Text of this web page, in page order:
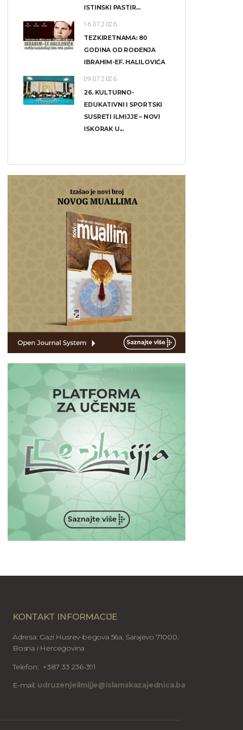
ISTINSKI PASTIR...
16.07.2026.
TEZKIRETNAMA: 80
GODINA OD ROĐENJA
IBRAHIM-EF. HALILOVIĆA
09.07.2026.
26. KULTURNO-
EDUKATIVNI I SPORTSKI
SUSRETI ILMIJJE – NOVI
ISKORAK U...
KONTAKT INFORMACIJE
Adresa: Gazi Husrev-begova 56a, Sarajevo 71000,
Bosna i Hercegovina
Telefon: +387 33 236-391
E-mail: udruzenjeilmijje@islamskazajednica.ba